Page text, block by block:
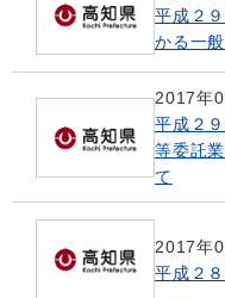
平成２
かる一
2017年
平成２
等委託
て
2017年
平成２